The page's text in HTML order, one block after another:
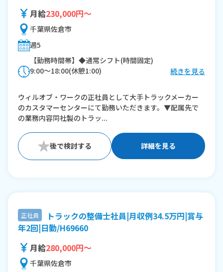
月給230,000円～
千葉県佐倉市
週5
【勤務時間帯】◆通常シフト(時間固定)
9:00〜18:00(休憩1:00)
続きを見る
ウィルオブ・ワークの正社員として大手トラックメーカー
のカスタマーセンターにて勤務いただきます。▼配属先で
の業務内容同社製のトラッ...
詳細を見る
正社員
トラックの整備士社員|月収例34.5万円|賞与
年2回|日勤/H69660
月給280,000円～
千葉県佐倉市